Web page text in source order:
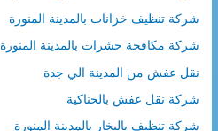
شركة تنظيف خزانات بالمدينة المنورة
شركة مكافحة حشرات بالمدينة المنورة
نقل عفش من المدينة الي جدة
شركة نقل عفش بالحناكية
شركة تنظيف بالبخار بالمدينة المنورة